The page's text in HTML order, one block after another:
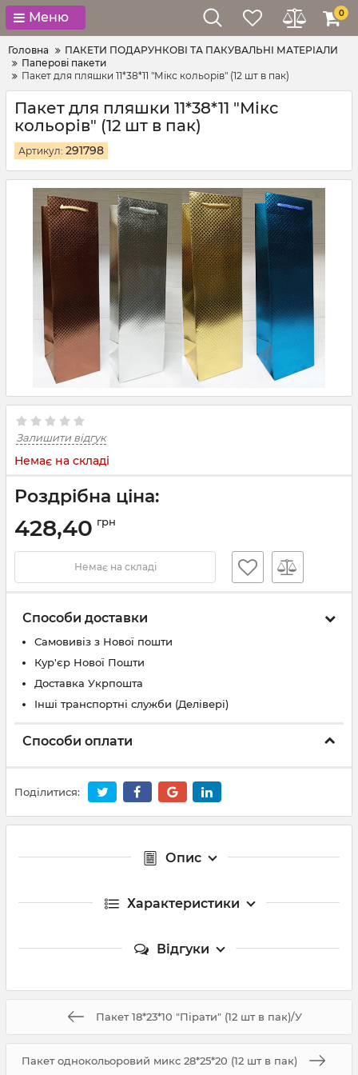
Меню 0
Головна
ПАКЕТИ ПОДАРУНКОВІ ТА ПАКУВАЛЬНІ МАТЕРІАЛИ
Паперові пакети
Пакет для пляшки 11*38*11 "Мікс кольорів" (12 шт в пак)
Пакет для пляшки 11*38*11 "Мікс
кольорів" (12 шт в пак)
Артикул: 291798
Залишити відгук
Немає на складі
Роздрібна ціна:
428,40 грн
Немає на складі
Способи доставки
Самовивіз з Нової пошти
Кур'єр Нової Пошти
Доставка Укрпошта
Інші транспортні служби (Делівері)
Способи оплати
Поділитися:
Опис
Характеристики
Відгуки
Пакет 18*23*10 "Пірати" (12 шт в пак)/У
Пакет однокольоровий микс 28*25*20 (12 шт в пак)